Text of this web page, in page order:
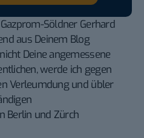
Söldner Gerhard
aus Deinem Blog
Deine angemessene
werde ich gegen
Verleumdung und übler
Berlin und Zürch